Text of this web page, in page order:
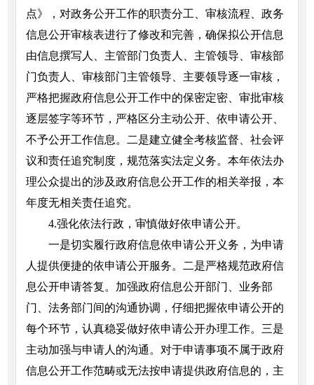
点》，对政务公开工作的职责分工、审核流程、政务
信息公开审核表进行了修改和完善，确保拟公开信息
由信息撰写人、主管部门负责人、主管领导、审核部
门负责人、审核部门主管领导、主要领导逐一审核，
严格把握政府信息公开工作中的保密定密、审批审核
逐层签字等环节，严格区分主动公开、依申请公开、
不予公开工作信息。二是建立健全考核监督、社会评
议和责任追究制度，规范落实法定义务。本年依法办
理公众提出的涉及政府信息公开工作的相关举报，本
年度无相关责任追究。
4.强化依法行政，审慎做好依申请公开。
一是切实履行政府信息依申请公开义务，为申请
人提供便捷的依申请公开服务。二是严格规范政府信
息公开申请答复。加强政府信息公开部门、业务部
门、法务部门间的沟通协调，仔细把握依申请公开的
每个环节，认真稳妥做好依申请公开办理工作。三是
主动加强与申请人的沟通。对于申请事项不属于政府
信息公开工作范畴或无法按申请提供政府信息的，主